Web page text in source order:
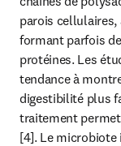
parois cellulaires,
formant parfois
protéines. Les
tendance à
digestibilité plus
traitement
[4]. Le